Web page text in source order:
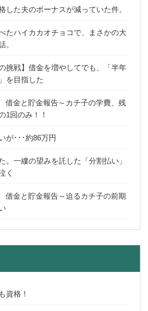
した夫のボーナスが減っていた件。
たハイカカオチョコで、まさかの大
。
挑戦】借金を増やしてでも、「半年
を目指した
金と貯金報告～カチ子の学費、残
1回のみ！！
が･･･約86万円
。一縷の望みを託した「分割払い」
く
金と貯金報告～迫るカチ子の前期
資格！